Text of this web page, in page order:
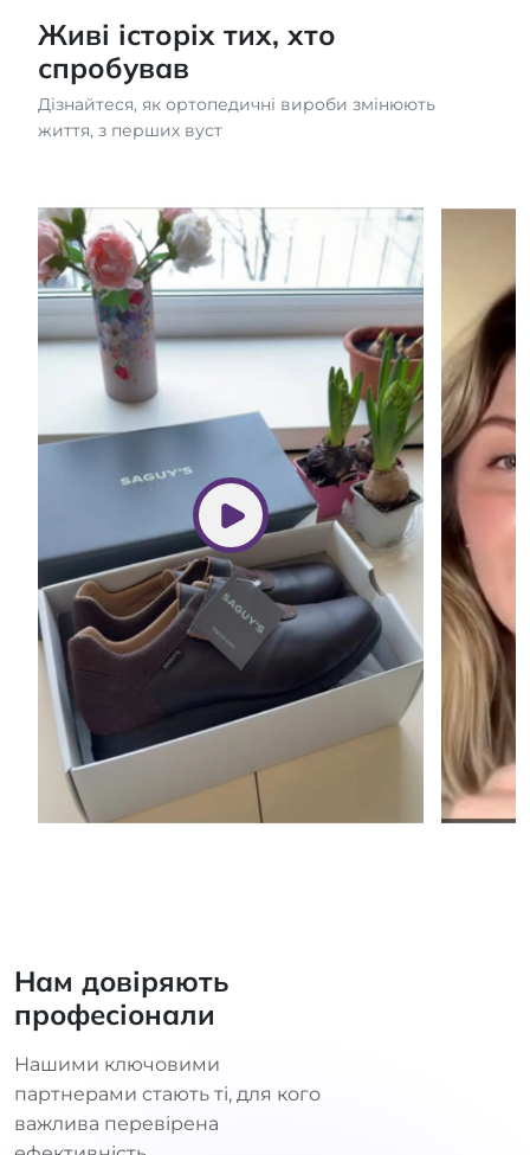
Живі історіх тих, хто
спробував
Дізнайтеся, як ортопедичні вироби змінюють
життя, з перших вуст
Нам довіряють
професіонали
Нашими ключовими
партнерами стають ті, для кого
важлива перевірена